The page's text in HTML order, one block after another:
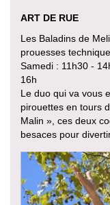
ART DE RUE
Les Baladins de
prouesses
Samedi : 11h30 -
16h
Le duo qui va vous
pirouettes en tours
Malin », ces deux
besaces pour